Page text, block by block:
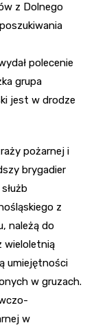
z Dolnego
polecenie
grupa
jest w drodze
pożarnej i
brygadier
z
należą do
wieloletnią
umiejętności
w gruzach.
w